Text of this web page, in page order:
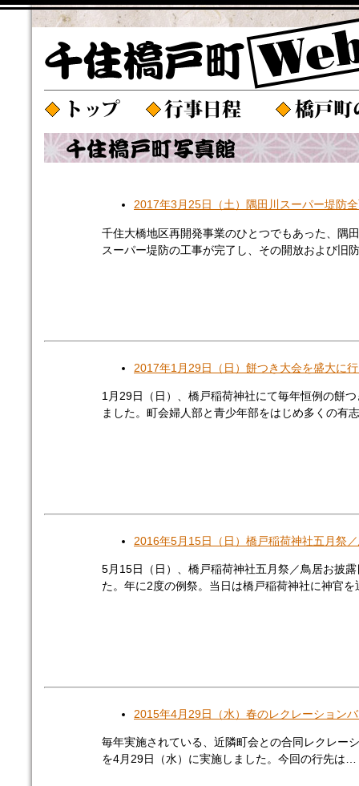
2017年3月25日（土）隅田川スーパー堤防
千住大橋地区再開発事業のひとつでもあった、隅
スーパー堤防の工事が完了し、その開放および旧
2017年1月29日（日）餅つき大会を盛大に
1月29日（日）、橋戸稲荷神社にて毎年恒例の餅
ました。町会婦人部と青少年部をはじめ多くの有
2016年5月15日（日）橋戸稲荷神社五月祭
5月15日（日）、橋戸稲荷神社五月祭／鳥居お披
た。年に2度の例祭。当日は橋戸稲荷神社に神官
2015年4月29日（水）春のレクレーション
毎年実施されている、近隣町会との合同レクレー
を4月29日（水）に実施しました。今回の行先は